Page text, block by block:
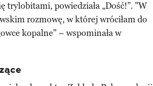
trylobitami, powiedziała „Dość!”. "W
rozmowę, w której wróciłam do
kopalne" – wspominała w